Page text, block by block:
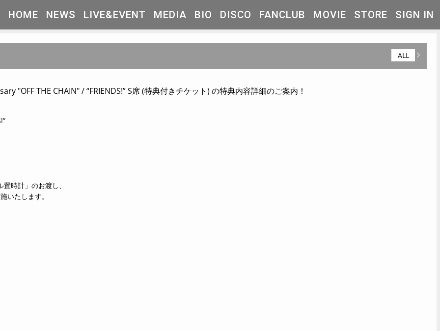
HOME NEWS LIVE&EVENT MEDIA BIO DISCO FANCLUB MOVIE STORE SIGN IN
ALL
"OFF THE CHAIN" / “FRIENDS!” S席 (特典付きチケット) の特典内容詳細のご案内！
時計」のお渡し、
いたします。